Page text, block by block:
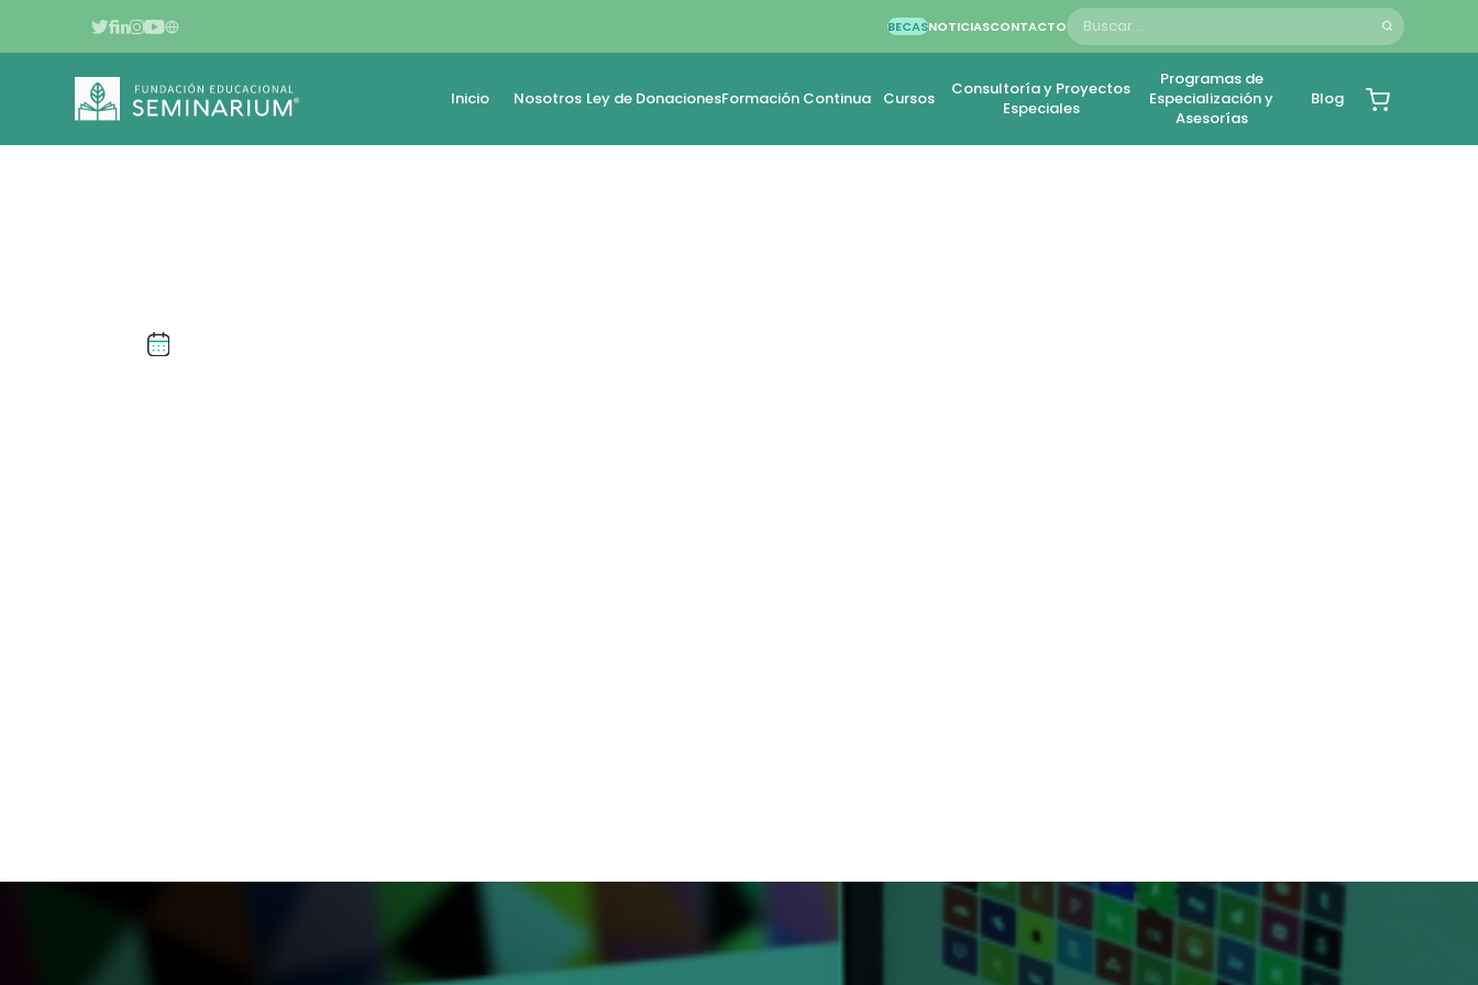
BECASNOTICIASCONTACTO
Inicio Nosotros Ley de DonacionesFormación Continua Cursos
Consultoría y Proyectos
Especiales
Programas de
Especialización y
Asesorías
Blog
MARZO DE 2025